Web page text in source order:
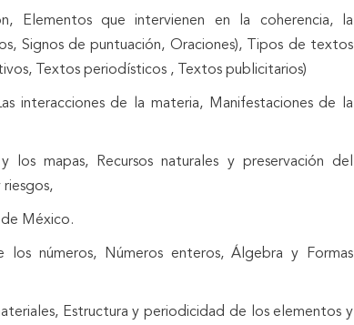
Elementos que intervienen en la coherencia, la
Signos de puntuación, Oraciones), Tipos de textos
Textos periodísticos , Textos publicitarios)
interacciones de la materia, Manifestaciones de la
mapas, Recursos naturales y preservación del
de México.
los números, Números enteros, Álgebra y Formas
Estructura y periodicidad de los elementos y